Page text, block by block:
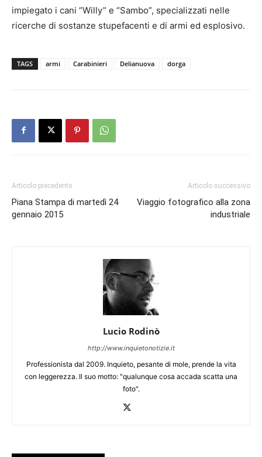
impiegato i cani “Willy” e “Sambo”, specializzati nelle
ricerche di sostanze stupefacenti e di armi ed esplosivo.
TAGS armi Carabinieri Delianuova dorga
Articolo precedente
Piana Stampa di martedì 24
gennaio 2015
Articolo successivo
Viaggio fotografico alla zona
industriale
Lucio Rodinò
http://www.inquietonotizie.it
Professionista dal 2009. Inquieto, pesante di mole, prende la vita
con leggerezza. Il suo motto: "qualunque cosa accada scatta una
foto".